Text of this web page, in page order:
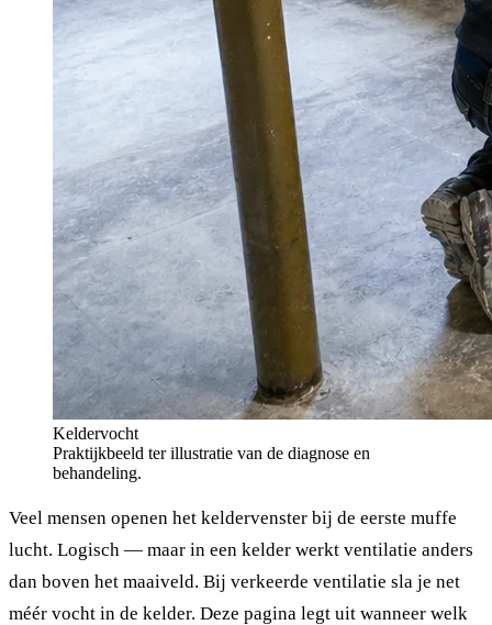
Keldervocht
Praktijkbeeld ter illustratie van de diagnose en
behandeling.
Veel mensen openen het keldervenster bij de eerste muffe
lucht. Logisch — maar in een kelder werkt ventilatie anders
dan boven het maaiveld. Bij verkeerde ventilatie sla je net
méér vocht in de kelder. Deze pagina legt uit wanneer welk